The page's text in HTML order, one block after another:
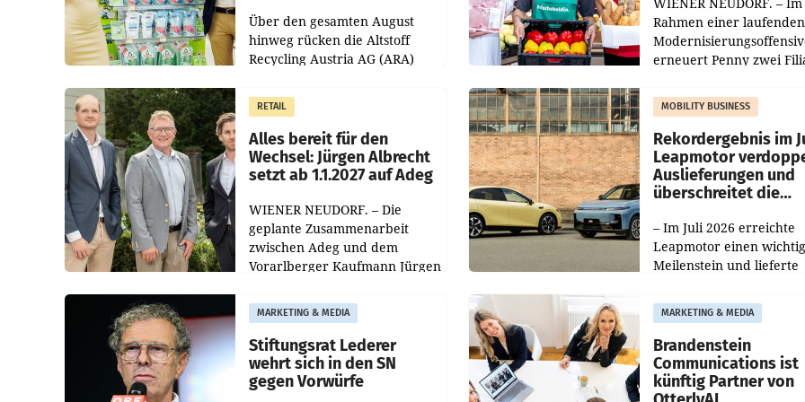
Über den gesamten August
hinweg rücken die Altstoff
Recycling Austria AG (ARA)
Müller die Initiative „Kreislauf-
Helden“ in allen
österreichischen Müller-Filialen
Rahmen einer laufenden
erneuert Penny zwei
Die beiden Standorte
Haag sowie im rund
RETAIL
Alles bereit für den
Wechsel: Jürgen Albrecht
setzt ab 1.1.2027 auf Adeg
WIENER NEUDORF. – Die
geplante Zusammenarbeit
zwischen Adeg und dem
Vorarlberger Kaufmann Jürgen
freigegeben: Die
Bundeswettbewerbsbehörde
und der Bundeskartellanwalt
MOBILITY BUSINESS
Rekordergebnis im
Leapmotor
Auslieferungen und
überschreitet die
– Im Juli 2026 erreichte
Leapmotor einen
Meilenstein und lieferte
aus, womit sich das
gegenüber Juli 2025
verdoppelte (+102
MARKETING & MEDIA
Stiftungsrat Lederer
wehrt sich in den SN
gegen Vorwürfe
MARKETING & MEDIA
Brandenstein
Communications ist
künftig Partner von